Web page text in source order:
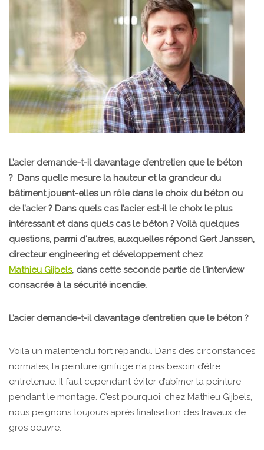
L’acier demande-t-il davantage d’entretien que le béton
? Dans quelle mesure la hauteur et la grandeur du
bâtiment jouent-elles un rôle dans le choix du béton ou
de l’acier ? Dans quels cas l’acier est-il le choix le plus
intéressant et dans quels cas le béton ? Voilà quelques
questions, parmi d'autres, auxquelles répond Gert Janssen,
directeur engineering et développement chez
Mathieu Gijbels, dans cette seconde partie de l'interview
consacrée à la sécurité incendie.
L’acier demande-t-il davantage d’entretien que le béton ?
Voilà un malentendu fort répandu. Dans des circonstances
normales, la peinture ignifuge n’a pas besoin d’être
entretenue. Il faut cependant éviter d’abîmer la peinture
pendant le montage. C’est pourquoi, chez Mathieu Gijbels,
nous peignons toujours après finalisation des travaux de
gros oeuvre.